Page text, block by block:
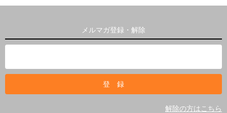
メルマガ登録・解除
解除の方はこちら